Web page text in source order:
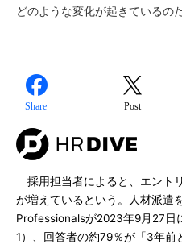
どのような変化が起きているの
Share Post
採用担当者によると、エント
が増えているという。人材派遣
Professionalsが2023年9月27日
1）、回答者の約79％が「3年